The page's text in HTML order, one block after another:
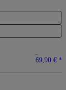
69,90 € *